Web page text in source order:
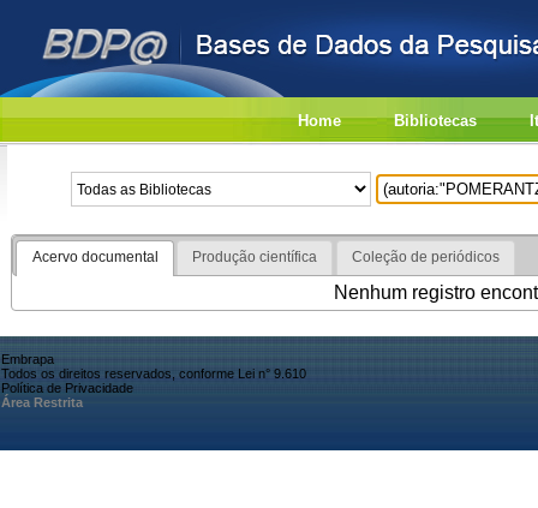
Home Bibliotecas
Acervo documental Produção científica Coleção de periódicos
Nenhum registro
Embrapa
Todos os direitos reservados, conforme Lei n° 9.610
Política de Privacidade
Área Restrita